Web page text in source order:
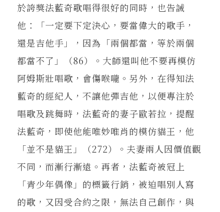
於誇獎法藍奇歌唱得很好的同時，也告誡
他：「一定要下定決心，要當偉大的歌手，
還是吉他手」，因為「兩個都當，等於兩個
都當不了」（86）。大師還叫他不要再模仿
阿姆斯壯唱歌，會傷喉嚨。另外，在得知法
藍奇的經紀人，不讓他彈吉他，以便專注於
唱歌及跳舞時，法藍奇的妻子歐若拉，提醒
法藍奇，即使他能唯妙唯肖的模仿貓王，他
「並不是貓王」（272）。夫妻兩人因價值觀
不同，而漸行漸遠。再者，法藍奇被冠上
「青少年偶像」的標籤行銷，被迫唱別人寫
的歌，又因受合約之限，無法自己創作，與